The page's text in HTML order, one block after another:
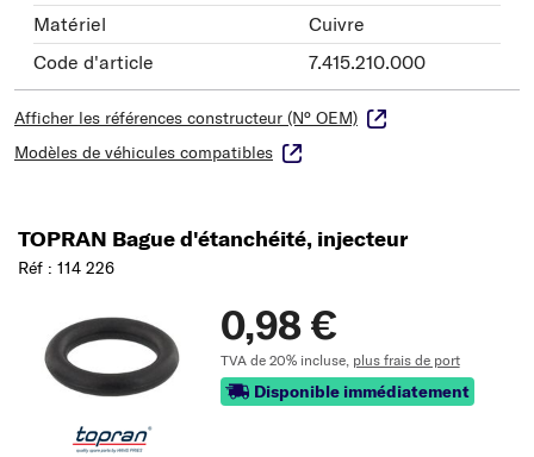
Matériel
Cuivre
Code d'article
7.415.210.000
Afficher les références constructeur (N° OEM)
Modèles de véhicules compatibles
TOPRAN Bague d'étanchéité, injecteur
Réf : 114 226
0,98 €
TVA de 20% incluse, plus frais de port
Disponible immédiatement